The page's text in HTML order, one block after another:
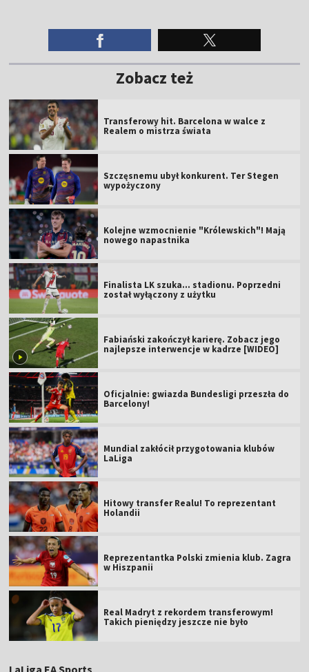
Zobacz też
Transferowy hit. Barcelona w walce z
Realem o mistrza świata
Szczęsnemu ubył konkurent. Ter Stegen
wypożyczony
Kolejne wzmocnienie "Królewskich"! Mają
nowego napastnika
Finalista LK szuka... stadionu. Poprzedni
został wyłączony z użytku
Fabiański zakończył karierę. Zobacz jego
najlepsze interwencje w kadrze [WIDEO]
Oficjalnie: gwiazda Bundesligi przeszła do
Barcelony!
Mundial zakłócił przygotowania klubów
LaLiga
Hitowy transfer Realu! To reprezentant
Holandii
Reprezentantka Polski zmienia klub. Zagra
w Hiszpanii
Real Madryt z rekordem transferowym!
Takich pieniędzy jeszcze nie było
LaLiga EA Sports